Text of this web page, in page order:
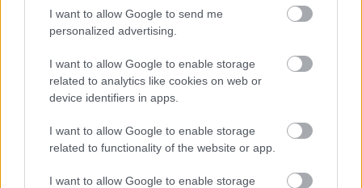
I want to allow Google to send me
personalized advertising.
I want to allow Google to enable storage
related to analytics like cookies on web or
device identifiers in apps.
I want to allow Google to enable storage
related to functionality of the website or app.
I want to allow Google to enable storage